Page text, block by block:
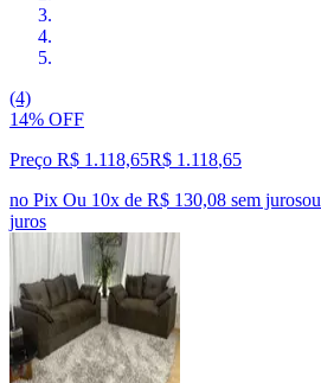
(4)
14% OFF
Preço R$ 1.118,65R$ 1.118,65
no Pix Ou 10x de R$ 130,08 sem jurosou
juros